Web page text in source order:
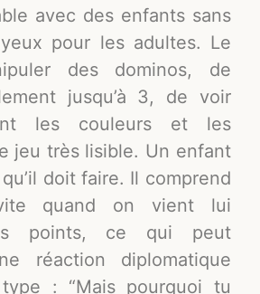
avec des enfants sans
pour les adultes. Le
des dominos, de
jusqu’à 3, de voir
les couleurs et les
jeu très lisible. Un enfant
doit faire. Il comprend
quand on vient lui
points, ce qui peut
réaction diplomatique
: “Mais pourquoi tu